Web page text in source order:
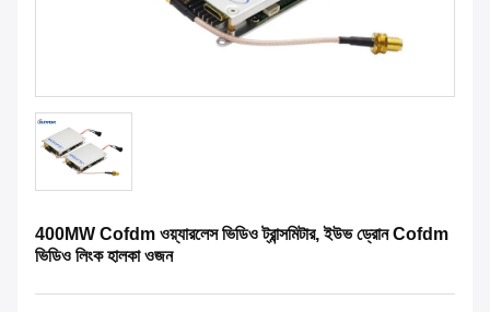
400MW Cofdm ওয়্যারলেস ভিডিও ট্রান্সমিটার, ইউভ ড্রোন Cofdm
ভিডিও লিংক হালকা ওজন